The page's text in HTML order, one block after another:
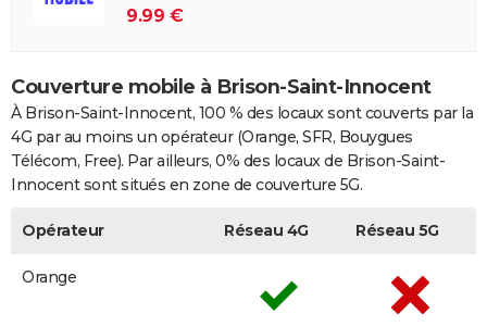
9.99 €
Couverture mobile à Brison-Saint-Innocent
À Brison-Saint-Innocent, 100 % des locaux sont couverts par la
4G par au moins un opérateur (Orange, SFR, Bouygues
Télécom, Free). Par ailleurs, 0% des locaux de Brison-Saint-
Innocent sont situés en zone de couverture 5G.
Opérateur Réseau 4G Réseau 5G
Orange